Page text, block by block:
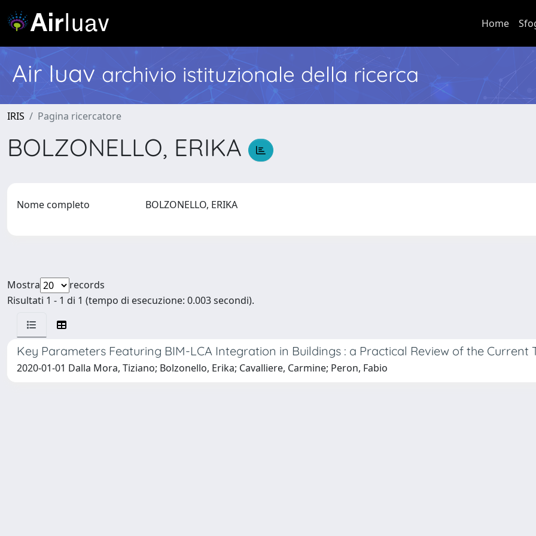
Home
Air Iuav archivio istituzionale della ricerca
IRIS Pagina ricercatore
BOLZONELLO, ERIKA
Nome completo BOLZONELLO, ERIKA
Mostra
records
Risultati 1 - 1 di 1 (tempo di esecuzione: 0.003 secondi).
Key Parameters Featuring BIM-LCA Integration in Buildings : a Practical Review of the Current
2020-01-01 Dalla Mora, Tiziano; Bolzonello, Erika; Cavalliere, Carmine; Peron, Fabio